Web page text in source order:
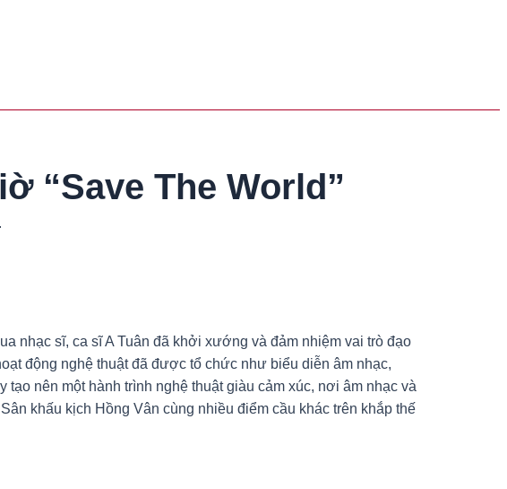
“Save The World”
nhạc sĩ, ca sĩ A Tuân đã khởi xướng và đảm nhiệm vai trò đạo
động nghệ thuật đã được tổ chức như biểu diễn âm nhạc,
nên một hành trình nghệ thuật giàu cảm xúc, nơi âm nhạc và
khấu kịch Hồng Vân cùng nhiều điểm cầu khác trên khắp thế